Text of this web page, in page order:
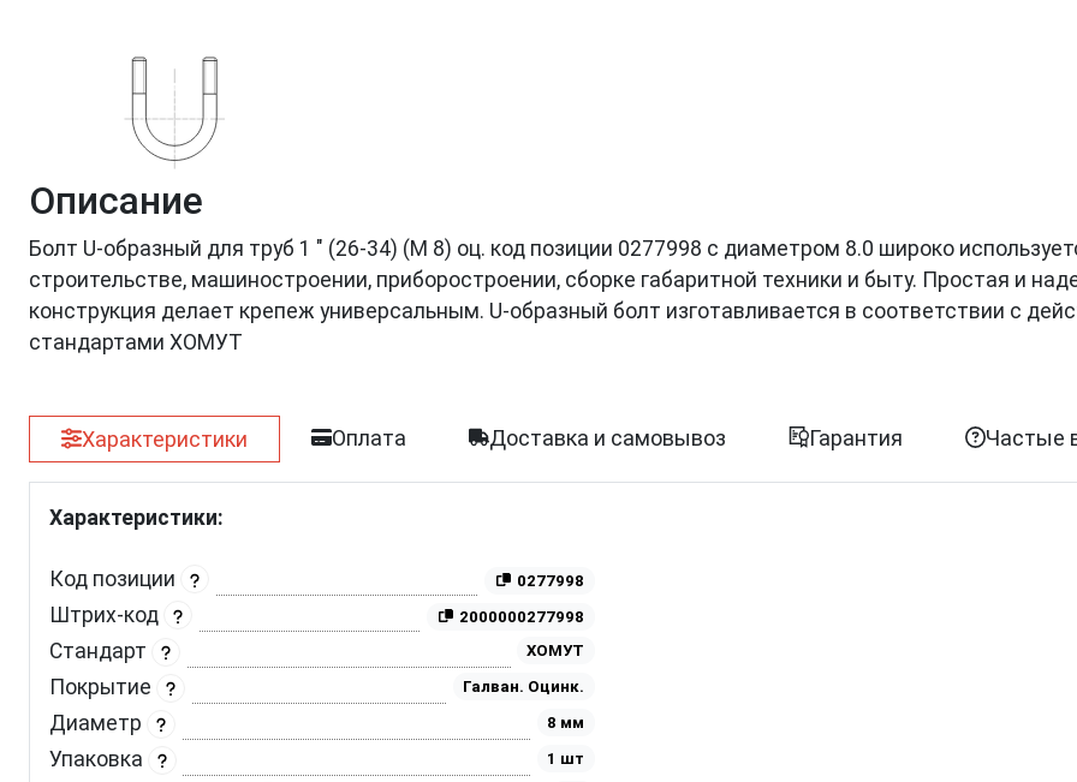
Описание
Болт U-образный для труб 1 " (26-34) (М 8) оц. код позиции 0277998 с диаметром 8.0 широко
строительстве, машиностроении, приборостроении, сборке габаритной техники и быту. Простая и
конструкция делает крепеж универсальным. U-образный болт изготавливается в соответствии с
стандартами ХОМУТ
Характеристики Оплата Доставка и самовывоз Гарантия Частые
Характеристики:
Код позиции 0277998
Штрих-код 2000000277998
Стандарт ХОМУТ
Покрытие Галван. Оцинк.
Диаметр 8 мм
Упаковка 1 шт